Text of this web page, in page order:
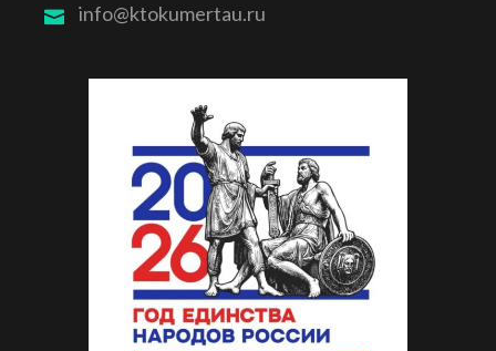
info@ktokumertau.ru